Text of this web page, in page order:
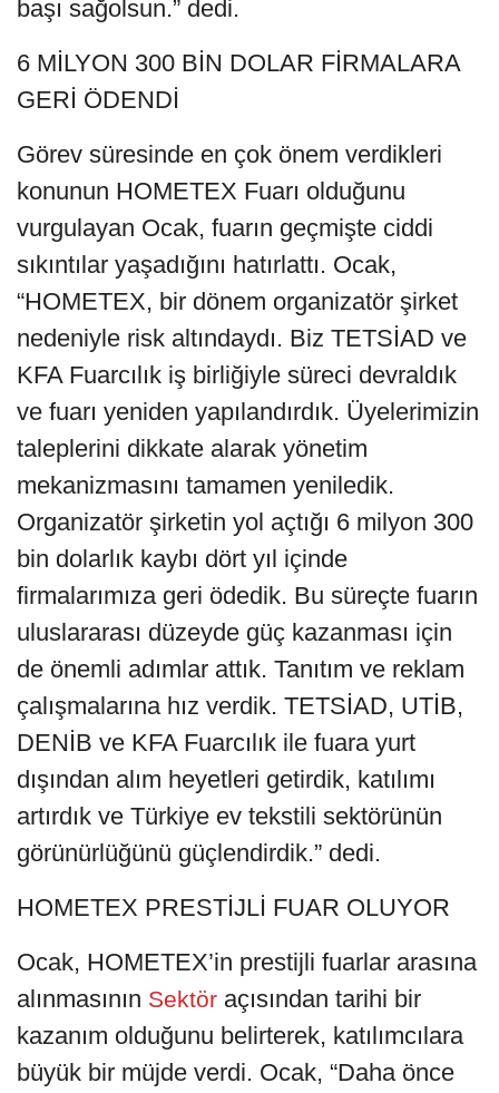
başı sağolsun.” dedi.
6 MİLYON 300 BİN DOLAR FİRMALARA
GERİ ÖDENDİ
Görev süresinde en çok önem verdikleri
konunun HOMETEX Fuarı olduğunu
vurgulayan Ocak, fuarın geçmişte ciddi
sıkıntılar yaşadığını hatırlattı. Ocak,
“HOMETEX, bir dönem organizatör şirket
nedeniyle risk altındaydı. Biz TETSİAD ve
KFA Fuarcılık iş birliğiyle süreci devraldık
ve fuarı yeniden yapılandırdık. Üyelerimizin
taleplerini dikkate alarak yönetim
mekanizmasını tamamen yeniledik.
Organizatör şirketin yol açtığı 6 milyon 300
bin dolarlık kaybı dört yıl içinde
firmalarımıza geri ödedik. Bu süreçte fuarın
uluslararası düzeyde güç kazanması için
de önemli adımlar attık. Tanıtım ve reklam
çalışmalarına hız verdik. TETSİAD, UTİB,
DENİB ve KFA Fuarcılık ile fuara yurt
dışından alım heyetleri getirdik, katılımı
artırdık ve Türkiye ev tekstili sektörünün
görünürlüğünü güçlendirdik.” dedi.
HOMETEX PRESTİJLİ FUAR OLUYOR
Ocak, HOMETEX’in prestijli fuarlar arasına
alınmasının Sektör açısından tarihi bir
kazanım olduğunu belirterek, katılımcılara
büyük bir müjde verdi. Ocak, “Daha önce